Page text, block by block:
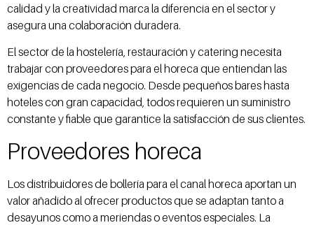
calidad y la creatividad marca la diferencia en el sector y
asegura una colaboración duradera.
El sector de la hostelería, restauración y catering necesita
trabajar con proveedores para el horeca que entiendan las
exigencias de cada negocio. Desde pequeños bares hasta
hoteles con gran capacidad, todos requieren un suministro
constante y fiable que garantice la satisfacción de sus clientes.
Proveedores horeca
Los distribuidores de bollería para el canal horeca aportan un
valor añadido al ofrecer productos que se adaptan tanto a
desayunos como a meriendas o eventos especiales. La